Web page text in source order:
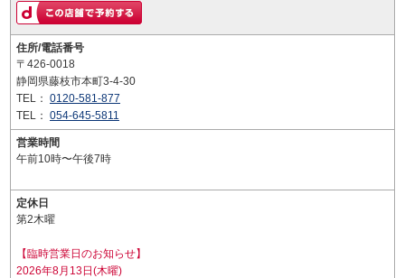
住所/電話番号
〒426-0018
静岡県藤枝市本町3-4-30
TEL： 0120-581-877
TEL： 054-645-5811
営業時間
午前10時〜午後7時
定休日
第2木曜
【臨時営業日のお知らせ】
2026年8月13日(木曜)